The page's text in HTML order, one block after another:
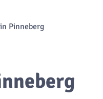
Pinneberg